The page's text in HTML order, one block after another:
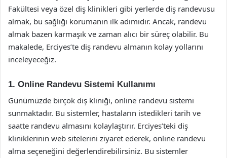
Fakültesi veya özel diş klinikleri gibi yerlerde diş randevusu
almak, bu sağlığı korumanın ilk adımıdır. Ancak, randevu
almak bazen karmaşık ve zaman alıcı bir süreç olabilir. Bu
makalede, Erciyes’te diş randevu almanın kolay yollarını
inceleyeceğiz.
1. Online Randevu Sistemi Kullanımı
Günümüzde birçok diş kliniği, online randevu sistemi
sunmaktadır. Bu sistemler, hastaların istedikleri tarih ve
saatte randevu almasını kolaylaştırır. Erciyes’teki diş
kliniklerinin web sitelerini ziyaret ederek, online randevu
alma seçeneğini değerlendirebilirsiniz. Bu sistemler